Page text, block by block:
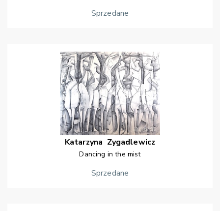
Sprzedane
Katarzyna Zygadlewicz
Dancing in the mist
Sprzedane